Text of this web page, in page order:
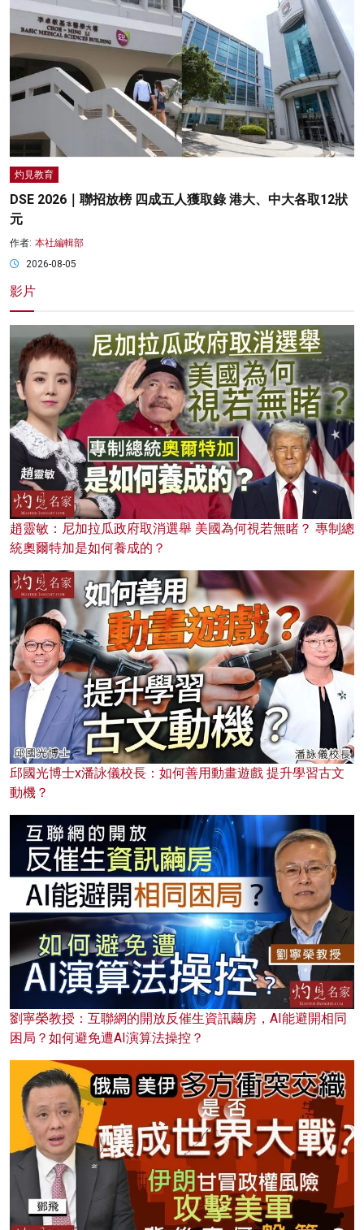
灼見教育
DSE 2026｜聯招放榜 四成五人獲取錄 港大、中大各取12狀
元
作者: 本社編輯部
2026-08-05
影片
趙靈敏：尼加拉瓜政府取消選舉 美國為何視若無睹？ 專制總
統奧爾特加是如何養成的？
邱國光博士x潘詠儀校長：如何善用動畫遊戲 提升學習古文
動機？
劉寧榮教授：互聯網的開放反催生資訊繭房，AI能避開相同
困局？如何避免遭AI演算法操控？